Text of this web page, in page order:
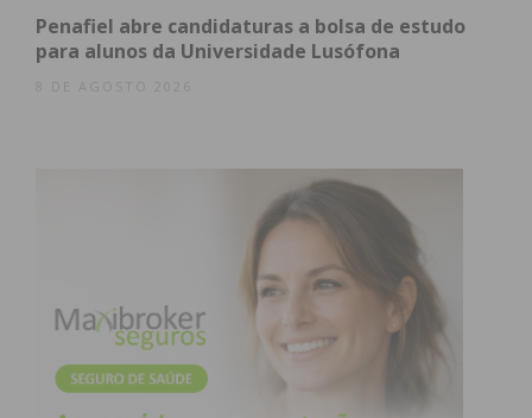
atualizada.
Eu li e concordo com ostermos e
condições
Penafiel abre candidaturas a bolsa de estudo
para alunos da Universidade Lusófona
8 DE AGOSTO 2026